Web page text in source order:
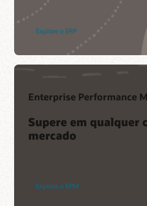
O Cloud Customer Connect é a
nuvem online da Oracle. Com
foi projetado para promover a
compartilhamento de melhores
produtos e comentários.
Login do My Oracle Support
Explore o ERP
Enterprise Performance
Supere em qualquer
mercado
Explore o EPM